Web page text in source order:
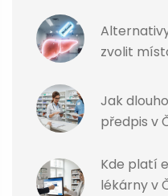
zvolit
Jak
předpis v
Kde platí
lékárny v